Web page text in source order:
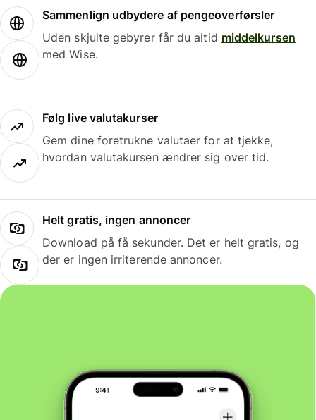
Sammenlign udbydere af pengeoverførsler
Uden skjulte gebyrer får du altid middelkursen
med Wise.
Følg live valutakurser
Gem dine foretrukne valutaer for at tjekke,
hvordan valutakursen ændrer sig over tid.
Helt gratis, ingen annoncer
Download på få sekunder. Det er helt gratis, og
der er ingen irriterende annoncer.